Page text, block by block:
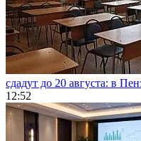
сдадут до 20 августа: в
12:52